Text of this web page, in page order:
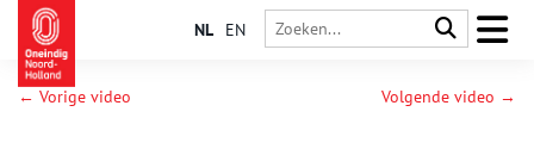
NL EN
← Vorige video Volgende video →